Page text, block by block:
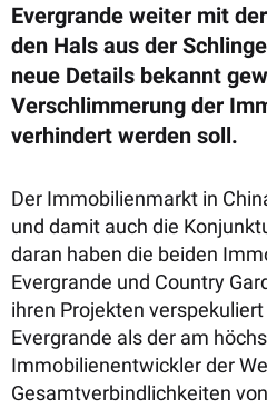
Evergrande weiter mit
den Hals aus der
neue Details bekannt
Verschlimmerung der
verhindert werden soll.
Der Immobilienmarkt in
und damit auch die
daran haben die beiden
Evergrande und Country
ihren Projekten
Evergrande als der am
Immobilienentwickler der
Gesamtverbindlichkeiten